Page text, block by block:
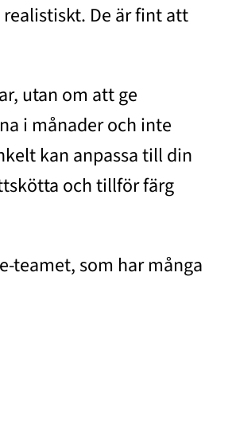
De är fint att
utan om att ge
i månader och inte
kan anpassa till din
och tillför färg
teamet, som har många